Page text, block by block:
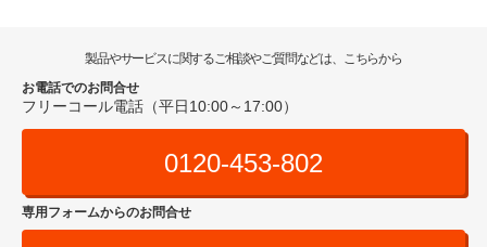
製品やサービスに関するご相談やご質問などは、こちらから
お電話でのお問合せ
フリーコール電話（平日10:00～17:00）
0120-453-802
専用フォームからのお問合せ